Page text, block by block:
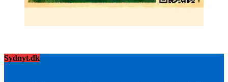
Sydnyt.dk